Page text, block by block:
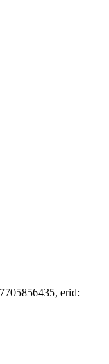
erid: